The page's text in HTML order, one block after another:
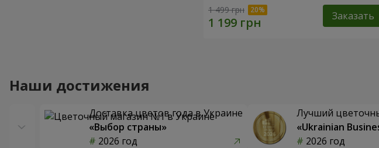
1 499 грн Заказать
Наши достижения
Доставка цветов года в Украине
«Выбор страны»
2026 год
Лучший
«Ukrainian
2026 год